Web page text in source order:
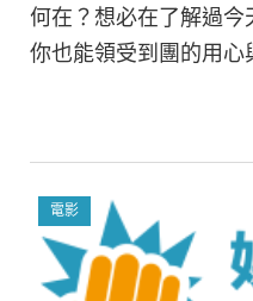
何在？想必在了解過今
你也能領受到團的用心
電影